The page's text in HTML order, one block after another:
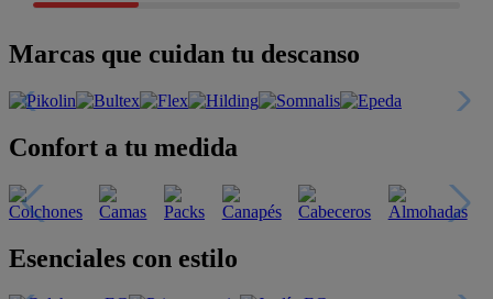
Marcas que cuidan tu descanso
Confort a tu medida
Esenciales con estilo